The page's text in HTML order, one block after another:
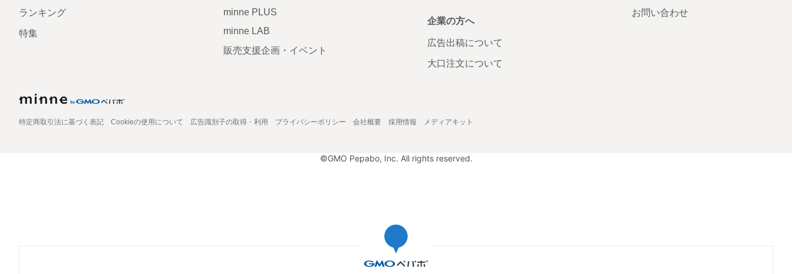
ランキング
特集
minne PLUS
minne LAB
販売支援企画・イベント
企業の方へ
広告出稿について
大口注文について
お問い合わせ
特定商取引法に基づく表記 Cookieの使用について 広告識別子の取得・利用 プライバシーポリシー 会社概要 採用情報 メディアキット
©GMO Pepabo, Inc. All rights reserved.